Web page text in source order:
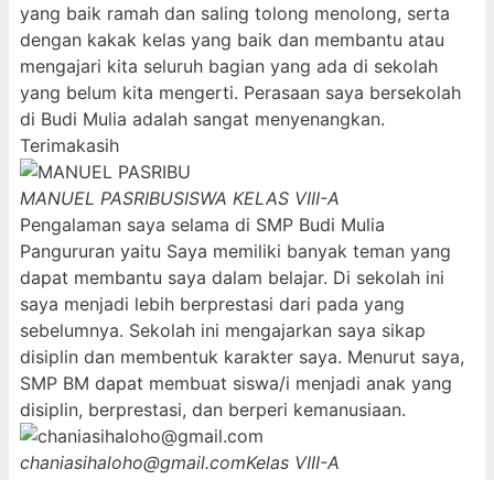
yang baik ramah dan saling tolong menolong, serta
dengan kakak kelas yang baik dan membantu atau
mengajari kita seluruh bagian yang ada di sekolah
yang belum kita mengerti. Perasaan saya bersekolah
di Budi Mulia adalah sangat menyenangkan.
Terimakasih
MANUEL PASRIBUSISWA KELAS VIII-A
Pengalaman saya selama di SMP Budi Mulia
Pangururan yaitu Saya memiliki banyak teman yang
dapat membantu saya dalam belajar. Di sekolah ini
saya menjadi lebih berprestasi dari pada yang
sebelumnya. Sekolah ini mengajarkan saya sikap
disiplin dan membentuk karakter saya. Menurut saya,
SMP BM dapat membuat siswa/i menjadi anak yang
disiplin, berprestasi, dan berperi kemanusiaan.
chaniasihaloho@gmail.comKelas VIII-A